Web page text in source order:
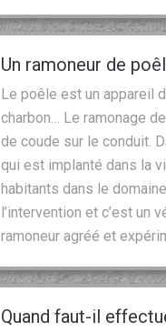
Un ramoneur de
Le poêle est un appareil
charbon… Le ramonage
de coude sur le conduit.
qui est implanté dans la
habitants dans le
l’intervention et c’est un
ramoneur agréé et
Quand faut-il